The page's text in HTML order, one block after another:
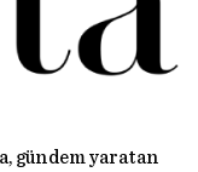
gündem yaratan